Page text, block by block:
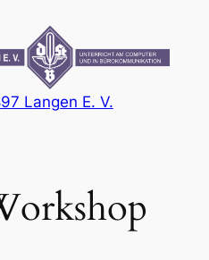
Langen E. V.